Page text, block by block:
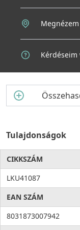
Kérdéseim
Tulajdonságok
CIKKSZÁM
LKU41087
EAN SZÁM
8031873007942